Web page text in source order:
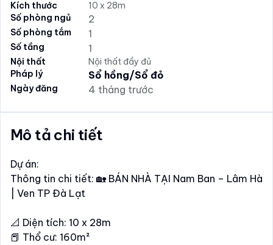
Kích thước
10 x 28m
Số phòng ngủ
2
Số phòng tắm 1
Số tầng 1
Nội thất
Nội thất đầy đủ
Pháp lý
Sổ hồng/Sổ đỏ
Ngày đăng 4 tháng trước
Mô tả chi tiết
Dự án:
Thông tin chi tiết: 🏡 BÁN NHÀ TẠI Nam Ban – Lâm Hà
| Ven TP Đà Lạt
📐 Diện tích: 10 x 28m
📕 Thổ cư: 160m²